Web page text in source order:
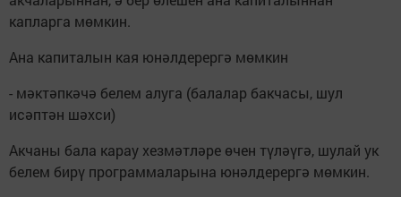
капларга мөмкин.
Ана капиталын кая юнәлдерергә мөмкин
- мәктәпкәчә белем алуга (балалар бакчасы, шул
исәптән шәхси)
Акчаны бала карау хезмәтләре өчен түләүгә, шулай ук
белем бирү программаларына юнәлдерергә мөмкин.